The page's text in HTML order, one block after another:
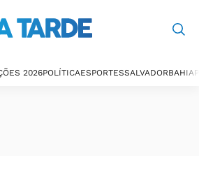
2026POLÍTICAESPORTESSALVADORBAHIA